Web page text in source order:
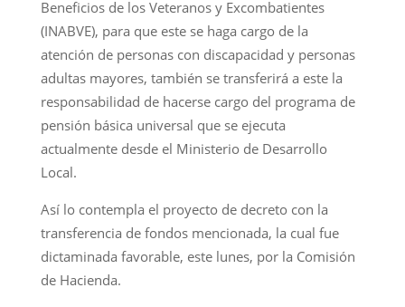
Beneficios de los Veteranos y Excombatientes
(INABVE), para que este se haga cargo de la
atención de personas con discapacidad y personas
adultas mayores, también se transferirá a este la
responsabilidad de hacerse cargo del programa de
pensión básica universal que se ejecuta
actualmente desde el Ministerio de Desarrollo
Local.
Así lo contempla el proyecto de decreto con la
transferencia de fondos mencionada, la cual fue
dictaminada favorable, este lunes, por la Comisión
de Hacienda.